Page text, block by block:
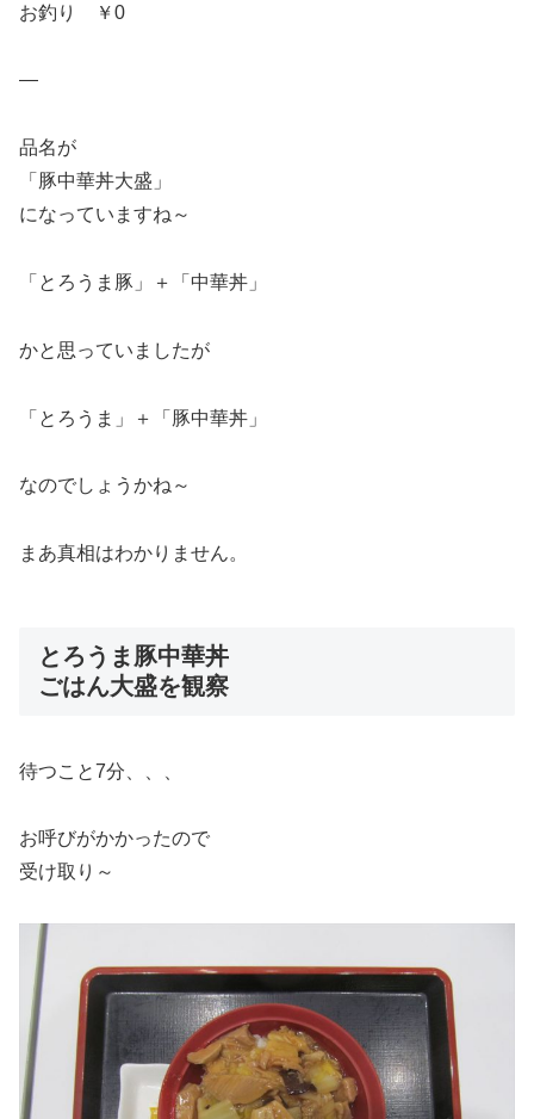
お釣り ￥0
—
品名が
「豚中華丼大盛」
になっていますね～
「とろうま豚」＋「中華丼」
かと思っていましたが
「とろうま」＋「豚中華丼」
なのでしょうかね～
まあ真相はわかりません。
とろうま豚中華丼
ごはん大盛を観察
待つこと7分、、、
お呼びがかかったので
受け取り～